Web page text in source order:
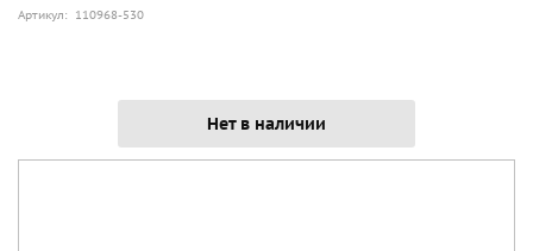
Артикул: 110968-530
Нет в наличии